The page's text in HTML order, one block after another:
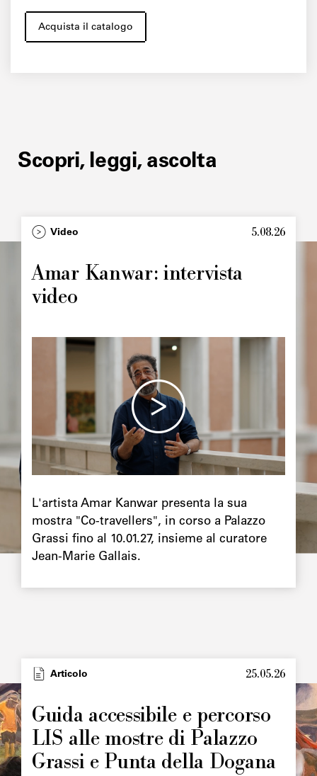
Acquista il catalogo
Scopri, leggi, ascolta
Video 5.08.26
Amar Kanwar: intervista
video
L'artista Amar Kanwar presenta la sua
mostra "Co-travellers", in corso a Palazzo
Grassi fino al 10.01.27, insieme al curatore
Jean-Marie Gallais.
Articolo 25.05.26
Guida accessibile e percorso
LIS alle mostre di Palazzo
Grassi e Punta della Dogana